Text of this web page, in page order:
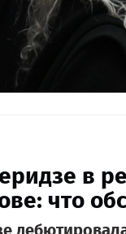
в
что